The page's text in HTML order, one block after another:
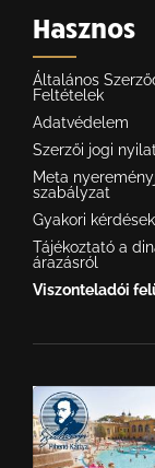
Hasznos
Általános
Feltételek
Adatvédelem
Szerzői jogi
Meta
szabályzat
Gyakori kérdések
Tájékoztató a
árazásról
Viszonteladói